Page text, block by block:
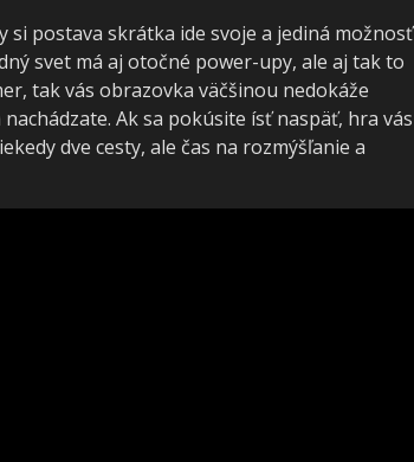
postava skrátka ide svoje a jediná možnosť
svet má aj otočné power-upy, ale aj tak to
tak vás obrazovka väčšinou nedokáže
Ak sa pokúsite ísť naspäť, hra vás
dve cesty, ale čas na rozmýšľanie a